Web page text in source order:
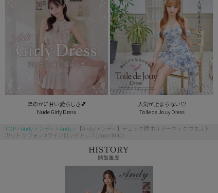
ほのかに甘い愛らしさ💕
Nude Girly Dress
人気が止まらない♡
Toile de Jouy Dress
TOP Andy アンディ Andy
【Andy/アンディ】チェック柄 ホルターネック ウエスト
カット シフォン Aラインロングドレス(anon3041)
HISTORY
閲覧履歴